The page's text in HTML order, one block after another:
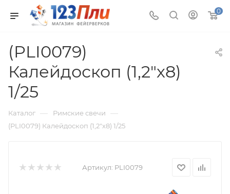
0
(PLI0079)
Калейдоскоп (1,2"х8)
1/25
Каталог — Римские свечи —
(PLI0079) Калейдоскоп (1,2"х8) 1/25
Артикул: PLI0079